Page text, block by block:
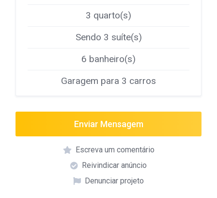
3 quarto(s)
Sendo 3 suíte(s)
6 banheiro(s)
Garagem para 3 carros
Enviar Mensagem
Escreva um comentário
Reivindicar anúncio
Denunciar projeto